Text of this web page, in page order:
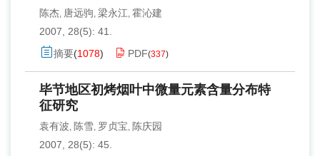
陈杰, 唐远驹, 梁永江, 霍沁建
2007, 28(5): 41.
摘要(1078) PDF(337)
毕节地区初烤烟叶中微量元素含量分布特
征研究
袁有波, 陈雪, 罗贞宝, 陈庆园
2007, 28(5): 45.